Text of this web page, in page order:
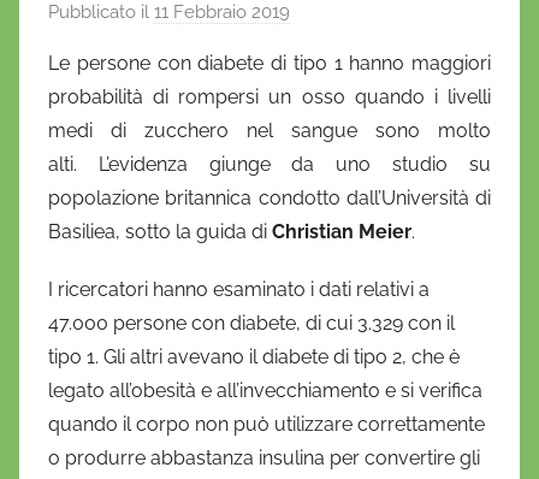
Pubblicato il 11 Febbraio 2019
D
a
n
i
e
l
D
'
O
n
o
f
Le persone con diabete di tipo 1 hanno maggiori
probabilità di rompersi un osso quando i livelli
medi di zucchero nel sangue sono molto
alti. L’evidenza giunge da uno studio su
popolazione britannica condotto dall’Università di
Basiliea, sotto la guida di Christian Meier.
I ricercatori hanno esaminato i dati relativi a
47.000 persone con diabete, di cui 3.329 con il
tipo 1. Gli altri avevano il diabete di tipo 2, che è
legato all’obesità e all’invecchiamento e si verifica
quando il corpo non può utilizzare correttamente
o produrre abbastanza insulina per convertire gli